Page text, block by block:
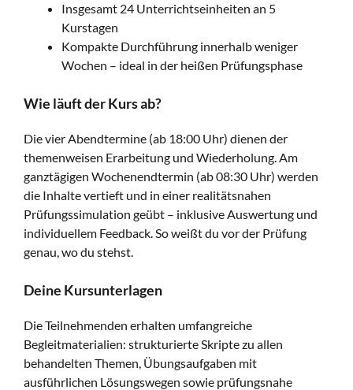
Insgesamt 24 Unterrichtseinheiten an 5
Kurstagen
Kompakte Durchführung innerhalb weniger
Wochen – ideal in der heißen Prüfungsphase
Wie läuft der Kurs ab?
Die vier Abendtermine (ab 18:00 Uhr) dienen der
themenweisen Erarbeitung und Wiederholung. Am
ganztägigen Wochenendtermin (ab 08:30 Uhr) werden
die Inhalte vertieft und in einer realitätsnahen
Prüfungssimulation geübt – inklusive Auswertung und
individuellem Feedback. So weißt du vor der Prüfung
genau, wo du stehst.
Deine Kursunterlagen
Die Teilnehmenden erhalten umfangreiche
Begleitmaterialien: strukturierte Skripte zu allen
behandelten Themen, Übungsaufgaben mit
ausführlichen Lösungswegen sowie prüfungsnahe